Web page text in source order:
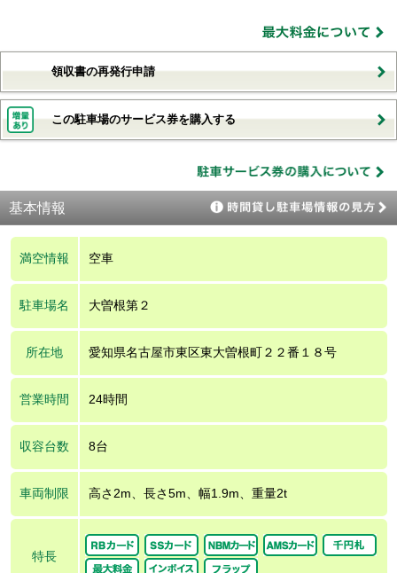
領収書の再発行申請
この駐車場のサービス券を購入する
基本情報
満空情報 空車
駐車場名 大曽根第２
所在地 愛知県名古屋市東区東大曽根町２２番１８号
営業時間 24時間
収容台数 8台
車両制限 高さ2m、長さ5m、幅1.9m、重量2t
特長